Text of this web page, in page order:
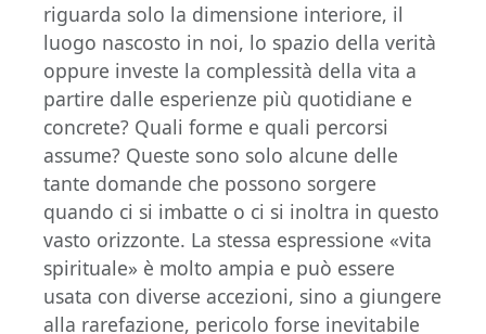
riguarda solo la dimensione interiore, il
luogo nascosto in noi, lo spazio della verità
oppure investe la complessità della vita a
partire dalle esperienze più quotidiane e
concrete? Quali forme e quali percorsi
assume? Queste sono solo alcune delle
tante domande che possono sorgere
quando ci si imbatte o ci si inoltra in questo
vasto orizzonte. La stessa espressione «vita
spirituale» è molto ampia e può essere
usata con diverse accezioni, sino a giungere
alla rarefazione, pericolo forse inevitabile